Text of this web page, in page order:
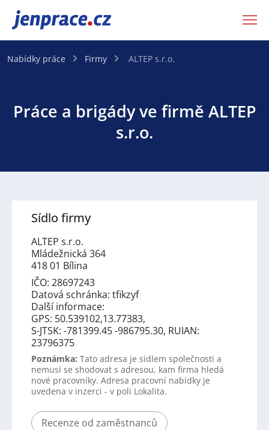
JenPráce.cz
Nabídky práce Firmy ALTEP s.r.o.
Práce a brigády ve firmě ALTEP
s.r.o.
Sídlo firmy
ALTEP s.r.o.
Mládežnická 364
418 01 Bílina
IČO: 28697243
Datová schránka: tfikzyf
Další informace:
GPS: 50.539102,13.77383,
S-JTSK: -781399.45 -986795.30, RUIAN:
23796375
Poznámka: Tato adresa je sídlem společnosti a
nemusí se shodovat s adresou, kam firma hledá
nové pracovníky. Adresa pracovní nabídky je
uvedena v inzerci - v poli Lokalita.
Recenze od zaměstnanců